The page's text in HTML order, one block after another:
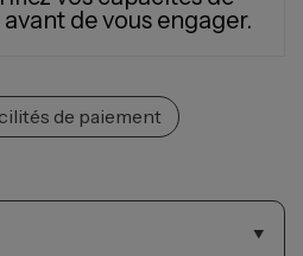
de vous engager.
de paiement